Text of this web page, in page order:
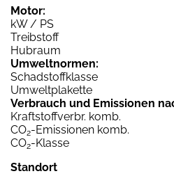
Motor:
kW / PS
Treibstoff
Hubraum
Umweltnormen:
Schadstoffklasse
Umweltplakette
Verbrauch und Emissionen
Kraftstoffverbr. komb.
CO2-Emissionen komb.
CO2-Klasse
Standort